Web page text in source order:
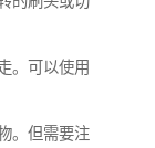
。可以使用
。但需要注